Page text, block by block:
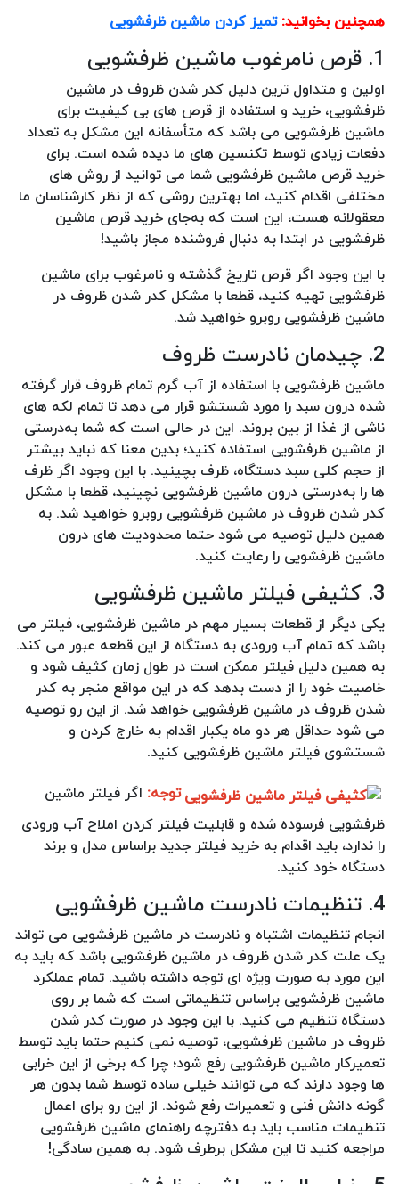
همچنین بخوانید: تمیز کردن ماشین ظرفشویی
1. قرص نامرغوب ماشین ظرفشویی
اولین و متداول ترین دلیل کدر شدن ظروف در ماشین
ظرفشویی، خرید و استفاده از قرص های بی کیفیت برای
ماشین ظرفشویی می باشد که متأسفانه این مشکل به تعداد
دفعات زیادی توسط تکنسین های ما دیده شده است. برای
خرید قرص ماشین ظرفشویی شما می توانید از روش های
مختلفی اقدام کنید، اما بهترین روشی که از نظر کارشناسان ما
معقولانه هست، این است که به‌جای خرید قرص ماشین
ظرفشویی در ابتدا به دنبال فروشنده مجاز باشید!
با این وجود اگر قرص تاریخ گذشته و نامرغوب برای ماشین
ظرفشویی تهیه کنید، قطعا با مشکل کدر شدن ظروف در
ماشین ظرفشویی روبرو خواهید شد.
2. چیدمان نادرست ظروف
ماشین ظرفشویی با استفاده از آب گرم تمام ظروف قرار گرفته
شده درون سبد را مورد شستشو قرار می دهد تا تمام لکه های
ناشی از غذا از بین بروند. این در حالی است که شما به‌درستی
از ماشین ظرفشویی استفاده کنید؛ بدین معنا که نباید بیشتر
از حجم کلی سبد دستگاه، ظرف بچینید. با این وجود اگر ظرف
ها را به‌درستی درون ماشین ظرفشویی نچینید، قطعا با مشکل
کدر شدن ظروف در ماشین ظرفشویی روبرو خواهید شد. به
همین دلیل توصیه می شود حتما محدودیت های درون
ماشین ظرفشویی را رعایت کنید.
3. کثیفی فیلتر ماشین ظرفشویی
یکی دیگر از قطعات بسیار مهم در ماشین ظرفشویی، فیلتر می
باشد که تمام آب ورودی به دستگاه از این قطعه عبور می کند.
به همین دلیل فیلتر ممکن است در طول زمان کثیف شود و
خاصیت خود را از دست بدهد که در این مواقع منجر به کدر
شدن ظروف در ماشین ظرفشویی خواهد شد. از این رو توصیه
می شود حداقل هر دو ماه یکبار اقدام به خارج کردن و
شستشوی فیلتر ماشین ظرفشویی کنید.
توجه: اگر فیلتر ماشین
ظرفشویی فرسوده شده و قابلیت فیلتر کردن املاح آب ورودی
را ندارد، باید اقدام به خرید فیلتر جدید براساس مدل و برند
دستگاه خود کنید.
4. تنظیمات نادرست ماشین ظرفشویی
انجام تنظیمات اشتباه و نادرست در ماشین ظرفشویی می تواند
یک علت کدر شدن ظروف در ماشین ظرفشویی باشد که باید به
این مورد به صورت ویژه ای توجه داشته باشید. تمام عملکرد
ماشین ظرفشویی براساس تنظیماتی است که شما بر روی
دستگاه تنظیم می کنید. با این وجود در صورت کدر شدن
ظروف در ماشین ظرفشویی، توصیه نمی کنیم حتما باید توسط
تعمیرکار ماشین ظرفشویی رفع شود؛ چرا که برخی از این خرابی
ها وجود دارند که می توانند خیلی ساده توسط شما بدون هر
گونه دانش فنی و تعمیرات رفع شوند. از این رو برای اعمال
تنظیمات مناسب باید به دفترچه راهنمای ماشین ظرفشویی
مراجعه کنید تا این مشکل برطرف شود. به همین سادگی!